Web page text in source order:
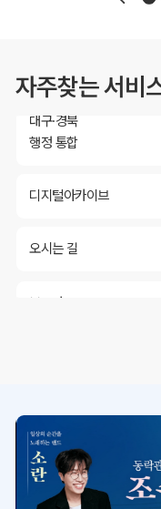
자주찾는 서비
대구·경북
행정 통합
디지털아카이브
오시는 길
보도자료
대구·경북
행정 통합